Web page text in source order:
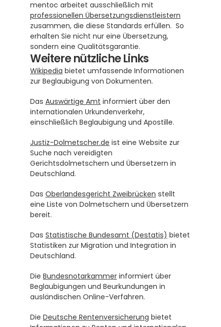
professionellen Übersetzungsdienstleistern
zusammen, die diese Standards erfüllen.  So
erhalten Sie nicht nur eine Übersetzung,
sondern eine Qualitätsgarantie.
Weitere nützliche Links
Wikipedia bietet umfassende Informationen
zur Beglaubigung von Dokumenten.
Das Auswärtige Amt informiert über den
internationalen Urkundenverkehr,
einschließlich Beglaubigung und Apostille.
Justiz-Dolmetscher.de ist eine Website zur
Suche nach vereidigten
Gerichtsdolmetschern und Übersetzern in
Deutschland.
Das Oberlandesgericht Zweibrücken stellt
eine Liste von Dolmetschern und Übersetzern
bereit.
Das Statistische Bundesamt (Destatis) bietet
Statistiken zur Migration und Integration in
Deutschland.
Die Bundesnotarkammer informiert über
Beglaubigungen und Beurkundungen in
ausländischen Online-Verfahren.
Die Deutsche Rentenversicherung bietet